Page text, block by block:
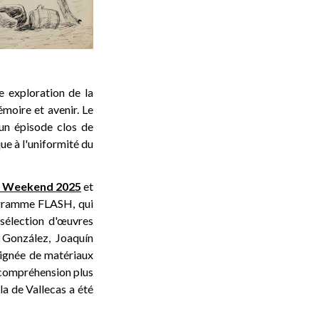
exploration de la
et avenir. Le
épisode clos de
à l'uniformité du
2025 et
FLASH, qui
d'œuvres
Joaquín
de matériaux
plus
de Vallecas a été